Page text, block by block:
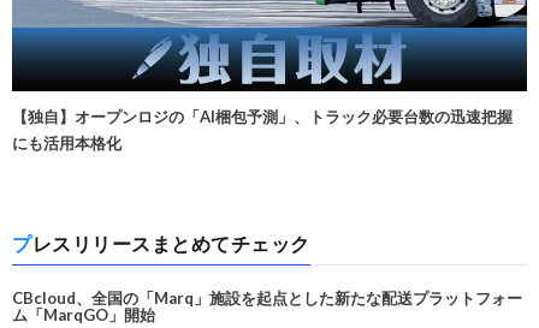
【独自】オープンロジの「AI梱包予測」、トラック必要台数の迅速把握
にも活用本格化
プレスリリースまとめてチェック
CBcloud、全国の「Marq」施設を起点とした新たな配送プラットフォー
ム「MarqGO」開始